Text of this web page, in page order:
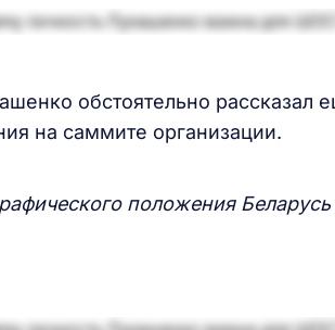
обстоятельно рассказал
на саммите организации.
положения Беларусь